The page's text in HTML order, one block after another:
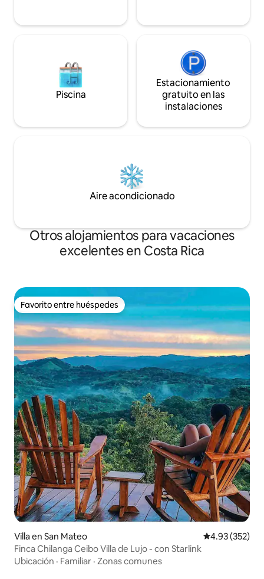
Piscina
Estacionamiento
gratuito en las
instalaciones
Aire acondicionado
Otros alojamientos para vacaciones
excelentes en Costa Rica
Favorito entre huéspedes
Favorito entre huéspedes
Villa en San Mateo Calificación
4.93 (352)
Finca Chilanga Ceibo Villa de Lujo - con Starlink
Ubicación · Familiar · Zonas comunes